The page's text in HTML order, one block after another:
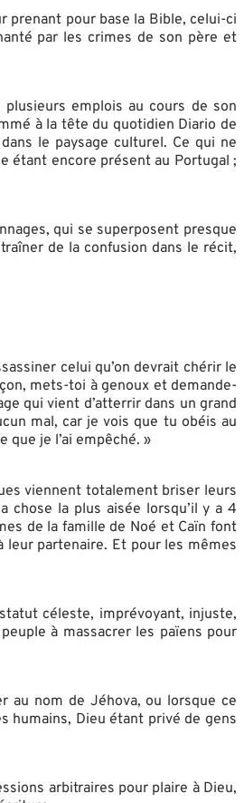
prenant pour base la Bible, celui-ci
par les crimes de son père et
emplois au cours de son
à la tête du quotidien Diario de
le paysage culturel. Ce qui ne
étant encore présent au Portugal ;
qui se superposent presque
de la confusion dans le récit,
celui qu’on devrait chérir le
mets-toi à genoux et demande-
qui vient d’atterrir dans un grand
mal, car je vois que tu obéis au
que je l’ai empêché. »
viennent totalement briser leurs
chose la plus aisée lorsqu’il y a 4
de la famille de Noé et Caïn font
leur partenaire. Et pour les mêmes
céleste, imprévoyant, injuste,
à massacrer les païens pour
au nom de Jéhova, ou lorsque ce
humains, Dieu étant privé de gens
arbitraires pour plaire à Dieu,